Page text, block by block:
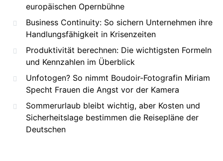
europäischen Opernbühne
Business Continuity: So sichern Unternehmen ihre
Handlungsfähigkeit in Krisenzeiten
Produktivität berechnen: Die wichtigsten Formeln
und Kennzahlen im Überblick
Unfotogen? So nimmt Boudoir-Fotografin Miriam
Specht Frauen die Angst vor der Kamera
Sommerurlaub bleibt wichtig, aber Kosten und
Sicherheitslage bestimmen die Reisepläne der
Deutschen